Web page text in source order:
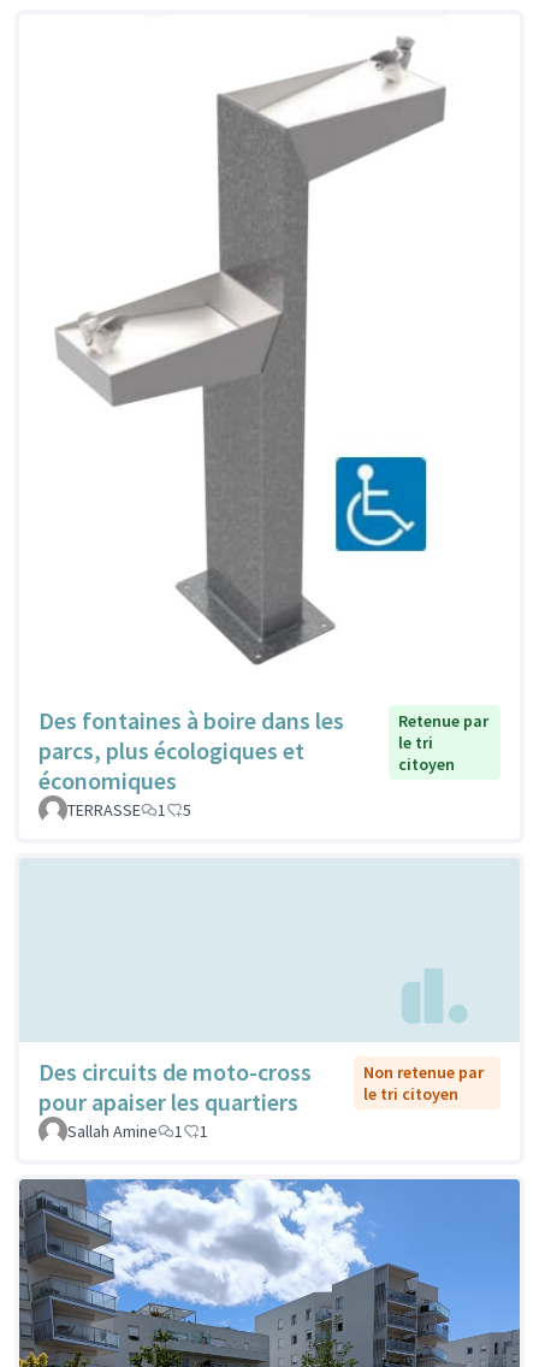
Des fontaines à boire dans les
parcs, plus écologiques et
économiques
Retenue par
le tri
citoyen
TERRASSE 1 5
Des circuits de moto-cross
pour apaiser les quartiers
Non retenue par
le tri citoyen
Sallah Amine
1 1